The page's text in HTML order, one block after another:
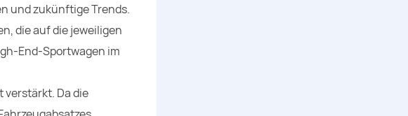
und zukünftige Trends.
die auf die jeweiligen
End-Sportwagen im
Da die